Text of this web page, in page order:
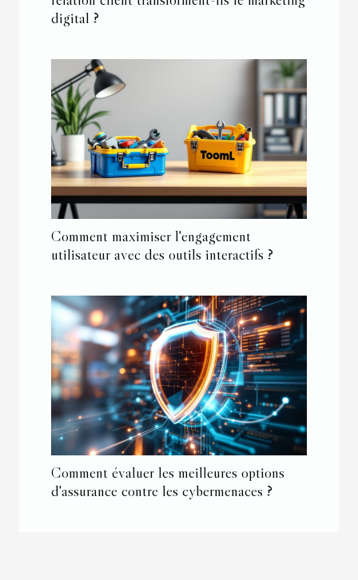
digital ?
Comment maximiser l'engagement
utilisateur avec des outils interactifs ?
Comment évaluer les meilleures options
d'assurance contre les cybermenaces ?